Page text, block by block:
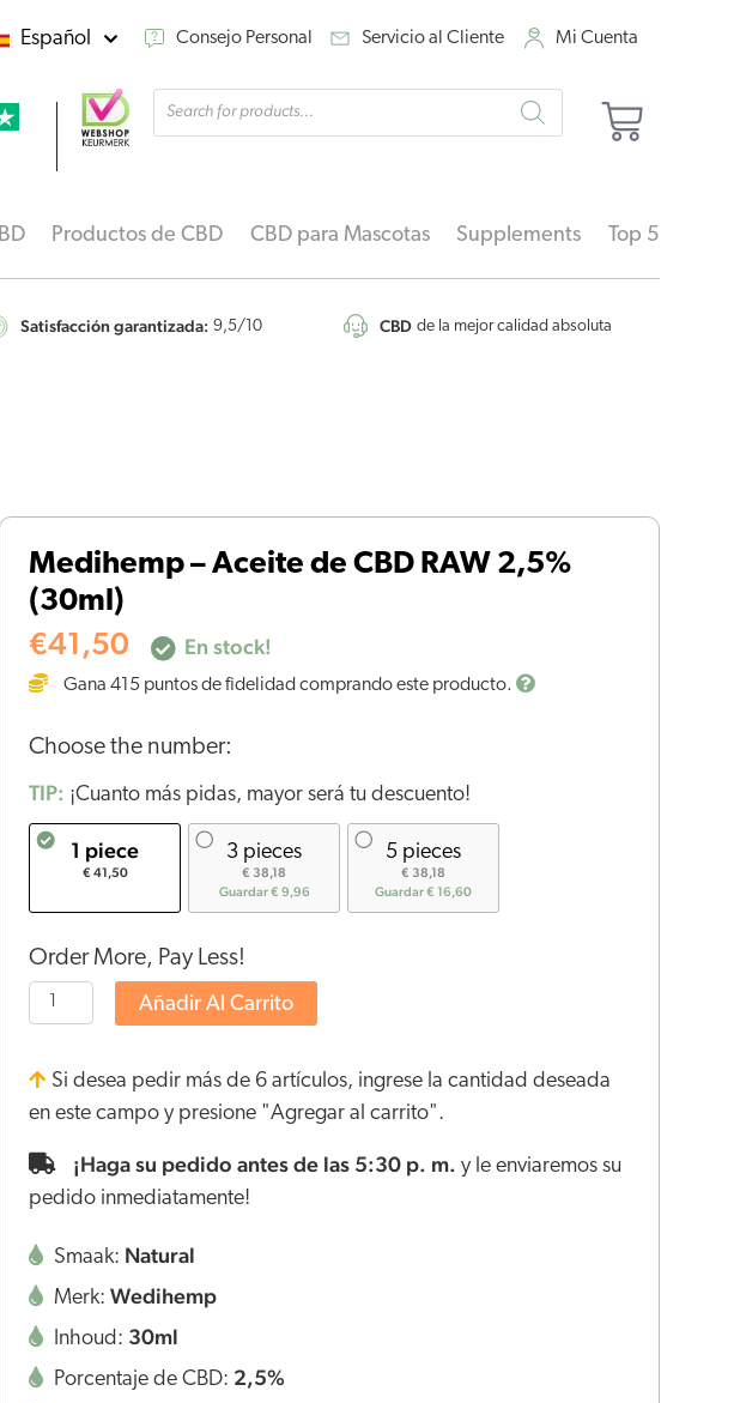
Español Consejo Personal Servicio al Cliente Mi Cuenta
Búsqueda
de
productos
Carrito
Productos de CBD CBD para Mascotas Supplements Top 5
Satisfacción garantizada: 9,5/10 CBD de la mejor calidad absoluta
Medihemp – Aceite de CBD RAW 2,5%
(30ml)
€41,50 En stock!
Gana 415 puntos de fidelidad comprando este producto.
Choose the number:
TIP: ¡Cuanto más pidas, mayor será tu descuento!
1 piece
€ 41,50
3 pieces
€ 38,18
Guardar € 9,96
5 pieces
€ 38,18
Guardar € 16,60
Order More, Pay Less!
Aceite
de
CBD
2,5%
cantidad
Añadir Al Carrito
Si desea pedir más de 6 artículos, ingrese la cantidad deseada
en este campo y presione "Agregar al carrito".
¡Haga su pedido antes de las 5:30 p. m. y le enviaremos su
pedido inmediatamente!
Smaak: Natural
Merk: Wedihemp
Inhoud: 30ml
Porcentaje de CBD: 2,5%